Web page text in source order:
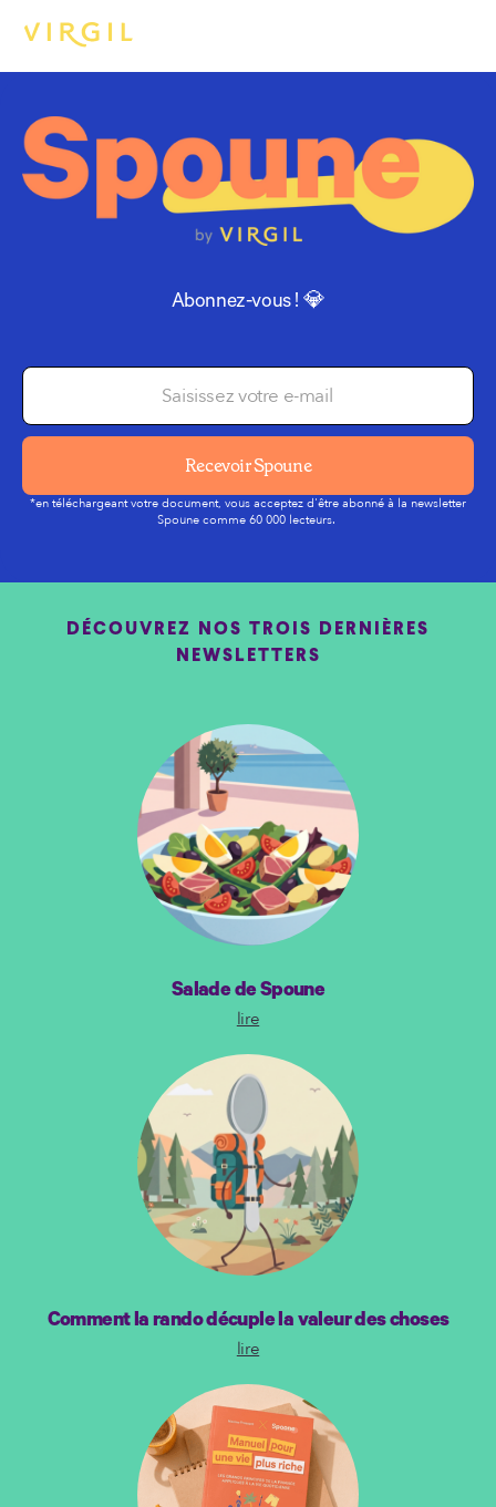
Abonnez-vous ! 💎
*en téléchargeant votre document, vous acceptez d'être abonné à la newsletter
Spoune comme 60 000 lecteurs.
DÉCOUVREZ NOS TROIS DERNIÈRES
NEWSLETTERS
Salade de Spoune
lire
Comment la rando décuple la valeur des choses
lire